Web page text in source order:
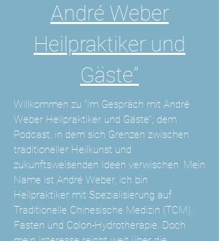
André Weber
Heilpraktiker und
Gäste”
Willkommen zu ”Im Gespräch mit André
Weber Heilpraktiker und Gäste”, dem
Podcast, in dem sich Grenzen zwischen
traditioneller Heilkunst und
zukunftsweisenden Ideen verwischen. Mein
Name ist André Weber, ich bin
Heilpraktiker mit Spezialisierung auf
Traditionelle Chinesische Medizin (TCM),
Fasten und Colon-Hydrotherapie. Doch